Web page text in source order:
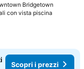
Bridgetown
con vista piscina
Scopri i prezzi